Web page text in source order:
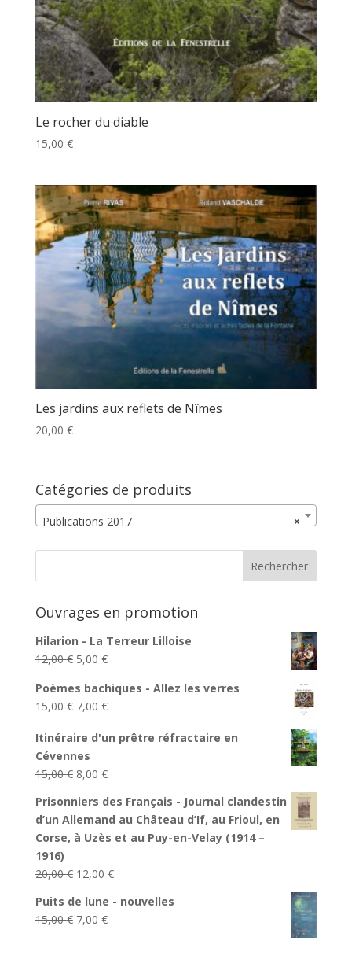
Le rocher du diable
15,00 €
Les jardins aux reflets de Nîmes
20,00 €
Catégories de produits
×
Publications 2017
Ouvrages en promotion
Hilarion - La Terreur Lilloise
12,00€ Le
initial
était :
12,00 €.
5,00 €Le
actuel
est :
5,00 €.
Poèmes bachiques - Allez les verres
15,00€ Le
initial
était :
15,00 €.
7,00 €Le
actuel
7,00 €.
Itinéraire d'un prêtre réfractaire en
Cévennes
15,00€ Le
initial
était :
15,00 €.
8,00 €Le
actuel
est :
8,00 €.
Prisonniers des Français - Journal clandestin
d’un Allemand au Château d’If, au Frioul, en
Corse, à Uzès et au Puy-en-Velay (1914 –
1916)
20,00€ Le
initial
était :
12,00 €Le
actuel
Puits de lune - nouvelles
15,00€ Le
7,00 €Le